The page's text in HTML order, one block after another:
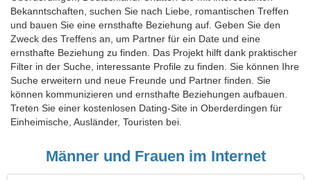
Bekanntschaften, suchen Sie nach Liebe, romantischen Treffen
und bauen Sie eine ernsthafte Beziehung auf. Geben Sie den
Zweck des Treffens an, um Partner für ein Date und eine
ernsthafte Beziehung zu finden. Das Projekt hilft dank praktischer
Filter in der Suche, interessante Profile zu finden. Sie können Ihre
Suche erweitern und neue Freunde und Partner finden. Sie
können kommunizieren und ernsthafte Beziehungen aufbauen.
Treten Sie einer kostenlosen Dating-Site in Oberderdingen für
Einheimische, Ausländer, Touristen bei.
Männer und Frauen im Internet